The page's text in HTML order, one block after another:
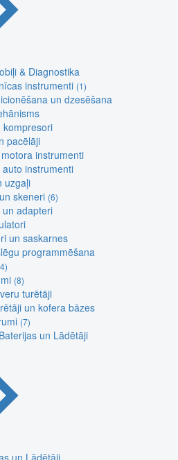
& Diagnostika
instrumenti (1)
un dzesēšana
kompresori
pacēlāji
instrumenti
instrumenti
uzgaļi
skeneri (6)
un adapteri
un saskarnes
programmēšana
(8)
turētāji
un kofera bāzes
(7)
Baterijas un Lādētāji
un Lādētāji